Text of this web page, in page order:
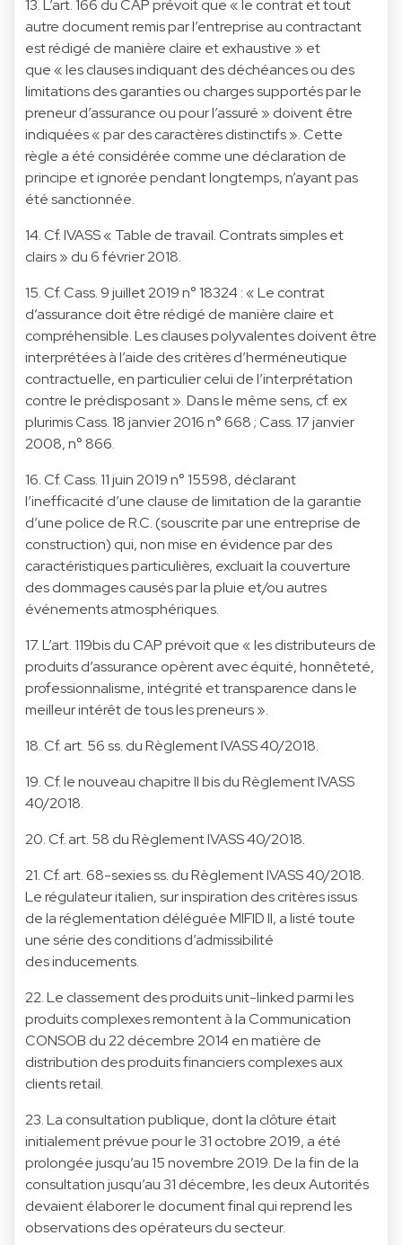
13. L’art. 166 du CAP prévoit que « le contrat et tout
autre document remis par l’entreprise au contractant
est rédigé de manière claire et exhaustive » et
que « les clauses indiquant des déchéances ou des
limitations des garanties ou charges supportés par le
preneur d’assurance ou pour l’assuré » doivent être
indiquées « par des caractères distinctifs ». Cette
règle a été considérée comme une déclaration de
principe et ignorée pendant longtemps, n’ayant pas
été sanctionnée.
14. Cf. IVASS « Table de travail. Contrats simples et
clairs » du 6 février 2018.
15. Cf. Cass. 9 juillet 2019 n° 18324 : « Le contrat
d’assurance doit être rédigé de manière claire et
compréhensible. Les clauses polyvalentes doivent être
interprétées à l’aide des critères d’herméneutique
contractuelle, en particulier celui de l’interprétation
contre le prédisposant ». Dans le même sens, cf. ex
plurimis Cass. 18 janvier 2016 n° 668 ; Cass. 17 janvier
2008, n° 866.
16. Cf. Cass. 11 juin 2019 n° 15598, déclarant
l’inefficacité d’une clause de limitation de la garantie
d’une police de R.C. (souscrite par une entreprise de
construction) qui, non mise en évidence par des
caractéristiques particulières, excluait la couverture
des dommages causés par la pluie et/ou autres
événements atmosphériques.
17. L’art. 119bis du CAP prévoit que « les distributeurs de
produits d’assurance opèrent avec équité, honnêteté,
professionnalisme, intégrité et transparence dans le
meilleur intérêt de tous les preneurs ».
18. Cf. art. 56 ss. du Règlement IVASS 40/2018.
19. Cf. le nouveau chapitre II bis du Règlement IVASS
40/2018.
20. Cf. art. 58 du Règlement IVASS 40/2018.
21. Cf. art. 68-sexies ss. du Règlement IVASS 40/2018.
Le régulateur italien, sur inspiration des critères issus
de la réglementation déléguée MIFID II, a listé toute
une série des conditions d’admissibilité
des inducements.
22. Le classement des produits unit-linked parmi les
produits complexes remontent à la Communication
CONSOB du 22 décembre 2014 en matière de
distribution des produits financiers complexes aux
clients retail.
23. La consultation publique, dont la clôture était
initialement prévue pour le 31 octobre 2019, a été
prolongée jusqu’au 15 novembre 2019. De la fin de la
consultation jusqu’au 31 décembre, les deux Autorités
devaient élaborer le document final qui reprend les
observations des opérateurs du secteur.